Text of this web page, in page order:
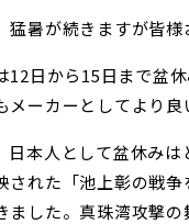
猛暑が続きますが皆
12日から15日まで盆
メーカーとしてより良
日本人として盆休み
された「池上彰の戦
ました。真珠湾攻撃